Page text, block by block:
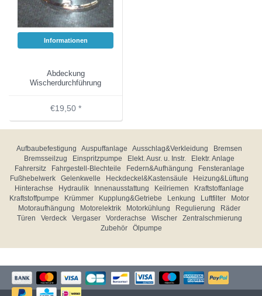
Informationen
Abdeckung
Wischerdurchführung
€19,50 *
Aufbaubefestigung Auspuffanlage Ausschlag&Verkleidung
Bremsen
Bremsseilzug
Einspritzpumpe Elekt. Ausr. u. Instr.
Elektr. Anlage
Fahrersitz
Fahrgestell-Blechteile Federn&Aufhängung
Fensteranlage
Fußhebelwerk
Gelenkwelle Heckdeckel&Kastensäule
Heizung&Lüftung
Hinterachse
Hydraulik Innenausstattung Keilriemen
Kraftstoffanlage
Kraftstoffpumpe
Krümmer Kupplung&Getriebe Lenkung Luftfilter
Motor
Motoraufhängung
Motorelektrik Motorkühlung Regulierung
Räder
Türen
Verdeck Vergaser Vorderachse Wischer
Zentralschmierung
Zubehör
Ölpumpe